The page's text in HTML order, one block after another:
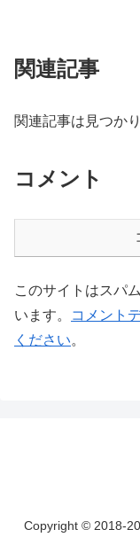
関連記事
関連記事は見つか
コメント
このサイトはスパ
います。
コメント
ください。
Copyright © 2018-